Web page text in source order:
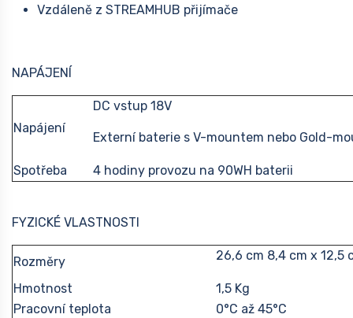
Vzdáleně z STREAMHUB přijímače
NAPÁJENÍ
Napájení
DC vstup 18V
Externí baterie s V-mountem nebo Gold-
Spotřeba 4 hodiny provozu na 90WH baterii
FYZICKÉ VLASTNOSTI
Rozměry 26,6 cm 8,4 cm x 12,5
Hmotnost
1,5 Kg
Pracovní teplota
0°C až 45°C